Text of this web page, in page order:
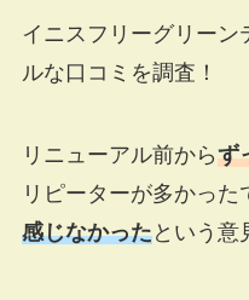
イニスフリーグリー
ルな口コミを調査！
リニューアル前からず
リピーターが多かった
感じなかったという意